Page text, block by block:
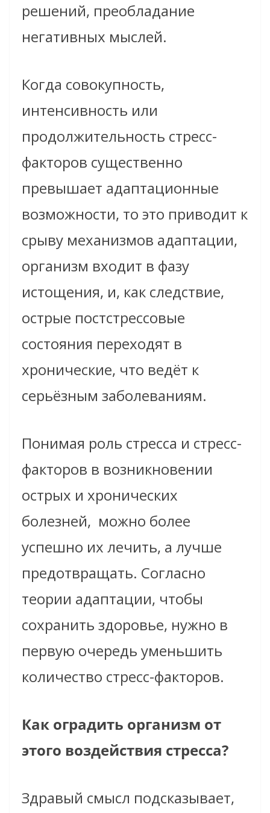
решений, преобладание
негативных мыслей.
Когда совокупность,
интенсивность или
продолжительность стресс-
факторов существенно
превышает адаптационные
возможности, то это приводит к
срыву механизмов адаптации,
организм входит в фазу
истощения, и, как следствие,
острые постстрессовые
состояния переходят в
хронические, что ведёт к
серьёзным заболеваниям.
Понимая роль стресса и стресс-
факторов в возникновении
острых и хронических
болезней, можно более
успешно их лечить, а лучше
предотвращать. Согласно
теории адаптации, чтобы
сохранить здоровье, нужно в
первую очередь уменьшить
количество стресс-факторов.
Как оградить организм от
этого воздействия стресса?
Здравый смысл подсказывает,